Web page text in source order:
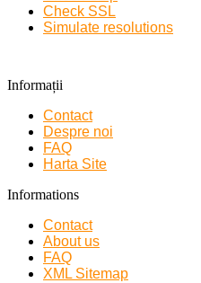
Check SSL
Simulate resolutions
Informații
Contact
Despre noi
FAQ
Harta Site
Informations
Contact
About us
FAQ
XML Sitemap